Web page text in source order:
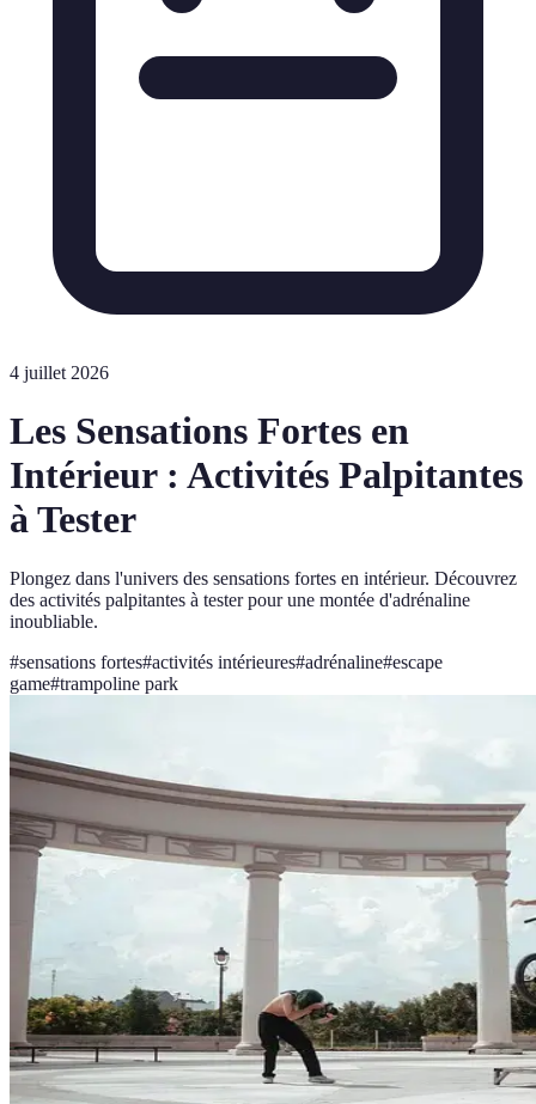
4 juillet 2026
Les Sensations Fortes en
Intérieur : Activités Palpitantes
à Tester
Plongez dans l'univers des sensations fortes en intérieur. Découvrez
des activités palpitantes à tester pour une montée d'adrénaline
inoubliable.
#sensations fortes#activités intérieures#adrénaline#escape
game#trampoline park